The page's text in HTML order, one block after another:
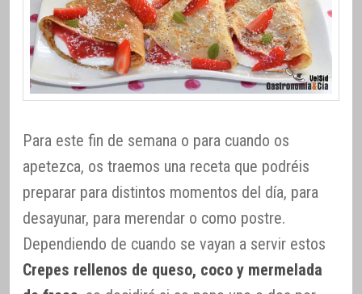
Para este fin de semana o para cuando os
apetezca, os traemos una receta que podréis
preparar para distintos momentos del día, para
desayunar, para merendar o como postre.
Dependiendo de cuando se vayan a servir estos
Crepes rellenos de queso, coco y mermelada